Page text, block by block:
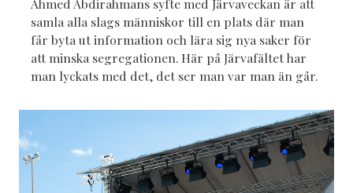
samla alla slags människor till en plats där man
får byta ut information och lära sig nya saker för
att minska segregationen. Här på Järvafältet har
man lyckats med det, det ser man var man än går.